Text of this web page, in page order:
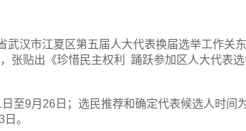
武汉市江夏区第五届人大代表换届选举工作关
张贴出《珍惜民主权利
踊跃参加区人大代表
日至9月 26 日；选民推荐和确定代表候选人时间
日。